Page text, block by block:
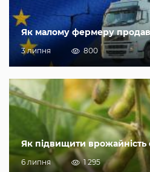
Як малому фермеру
3 липня 800
Як підвищити врожайність
6 липня 1 295